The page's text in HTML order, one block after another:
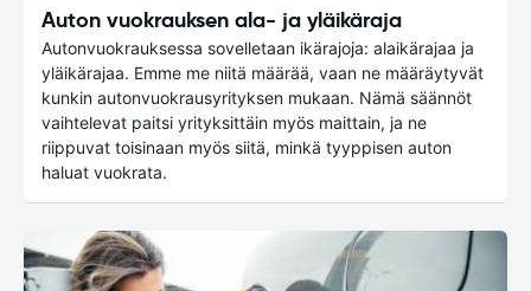
Auton vuokrauksen ala- ja yläikäraja
Autonvuokrauksessa sovelletaan ikärajoja: alaikärajaa ja
yläikärajaa. Emme me niitä määrää, vaan ne määräytyvät
kunkin autonvuokrausyrityksen mukaan. Nämä säännöt
vaihtelevat paitsi yrityksittäin myös maittain, ja ne
riippuvat toisinaan myös siitä, minkä tyyppisen auton
haluat vuokrata.